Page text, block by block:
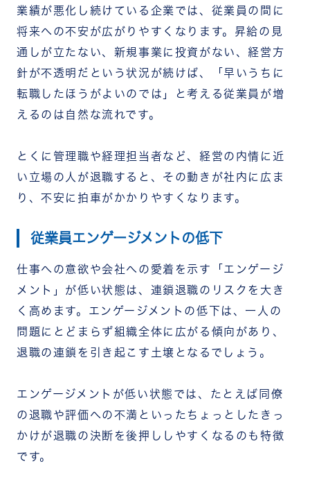
業績が悪化し続けている企業では、従業員の間に
将来への不安が広がりやすくなります。昇給の見
通しが立たない、新規事業に投資がない、経営方
針が不透明だという状況が続けば、「早いうちに
転職したほうがよいのでは」と考える従業員が増
えるのは自然な流れです。
とくに管理職や経理担当者など、経営の内情に近
い立場の人が退職すると、その動きが社内に広ま
り、不安に拍車がかかりやすくなります。
従業員エンゲージメントの低下
仕事への意欲や会社への愛着を示す「エンゲージ
メント」が低い状態は、連鎖退職のリスクを大き
く高めます。エンゲージメントの低下は、一人の
問題にとどまらず組織全体に広がる傾向があり、
退職の連鎖を引き起こす土壌となるでしょう。
エンゲージメントが低い状態では、たとえば同僚
の退職や評価への不満といったちょっとしたきっ
かけが退職の決断を後押ししやすくなるのも特徴
です。